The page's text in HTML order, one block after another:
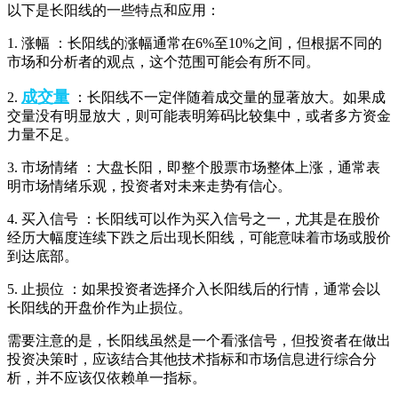
以下是长阳线的一些特点和应用：
1. 涨幅 ：长阳线的涨幅通常在6%至10%之间，但根据不同的
市场和分析者的观点，这个范围可能会有所不同。
2. 成交量 ：长阳线不一定伴随着成交量的显著放大。如果成
交量没有明显放大，则可能表明筹码比较集中，或者多方资金
力量不足。
3. 市场情绪 ：大盘长阳，即整个股票市场整体上涨，通常表
明市场情绪乐观，投资者对未来走势有信心。
4. 买入信号 ：长阳线可以作为买入信号之一，尤其是在股价
经历大幅度连续下跌之后出现长阳线，可能意味着市场或股价
到达底部。
5. 止损位 ：如果投资者选择介入长阳线后的行情，通常会以
长阳线的开盘价作为止损位。
需要注意的是，长阳线虽然是一个看涨信号，但投资者在做出
投资决策时，应该结合其他技术指标和市场信息进行综合分
析，并不应该仅依赖单一指标。